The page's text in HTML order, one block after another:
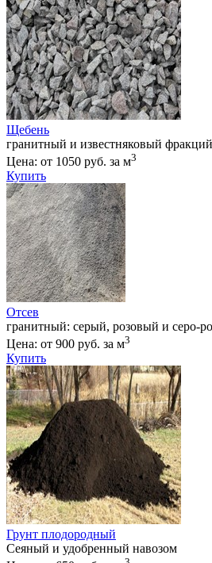
Щебень
гранитный и известняковый
Цена: от 1050 руб. за м3
Купить
Отсев
гранитный: серый, розовый и серо-
Цена: от 900 руб. за м3
Купить
Грунт плодородный
Сеяный и удобренный навозом